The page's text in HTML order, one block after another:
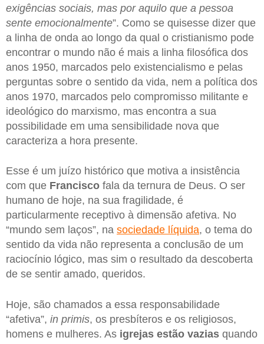
exigências sociais, mas por aquilo que a pessoa
sente emocionalmente”. Como se quisesse dizer que
a linha de onda ao longo da qual o cristianismo pode
encontrar o mundo não é mais a linha filosófica dos
anos 1950, marcados pelo existencialismo e pelas
perguntas sobre o sentido da vida, nem a política dos
anos 1970, marcados pelo compromisso militante e
ideológico do marxismo, mas encontra a sua
possibilidade em uma sensibilidade nova que
caracteriza a hora presente.
Esse é um juízo histórico que motiva a insistência
com que Francisco fala da ternura de Deus. O ser
humano de hoje, na sua fragilidade, é
particularmente receptivo à dimensão afetiva. No
“mundo sem laços”, na sociedade líquida, o tema do
sentido da vida não representa a conclusão de um
raciocínio lógico, mas sim o resultado da descoberta
de se sentir amado, queridos.
Hoje, são chamados a essa responsabilidade
“afetiva”, in primis, os presbíteros e os religiosos,
homens e mulheres. As igrejas estão vazias quando